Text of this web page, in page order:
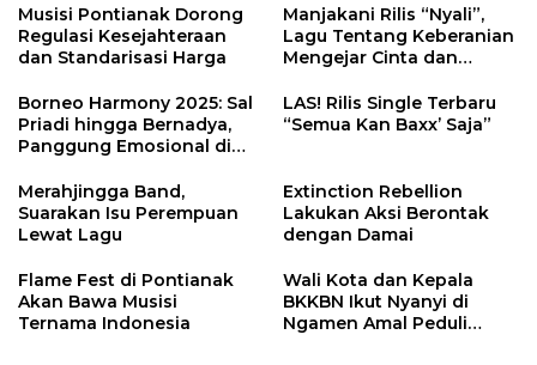
Tergantikan
Musisi Pontianak Dorong
Regulasi Kesejahteraan
dan Standarisasi Harga
Manjakani Rilis “Nyali”,
Lagu Tentang Keberanian
Mengejar Cinta dan
Borneo Harmony 2025: Sal
Priadi hingga Bernadya,
Panggung Emosional di
LAS! Rilis Single Terbaru
“Semua Kan Baxx’ Saja”
Merahjingga Band,
Suarakan Isu Perempuan
Lewat Lagu
Extinction Rebellion
Lakukan Aksi Berontak
dengan Damai
Flame Fest di Pontianak
Akan Bawa Musisi
Ternama Indonesia
Wali Kota dan Kepala
BKKBN Ikut Nyanyi di
Ngamen Amal Peduli